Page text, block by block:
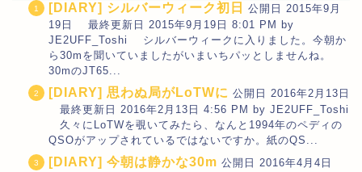
[DIARY] シルバーウィーク初日
公開日 2015年9月
19日 最終更新日 2015年9月19日 8:01 PM by
JE2UFF_Toshi シルバーウィークに入りました。今朝か
ら30mを聞いていましたがいまいちパッとしませんね。
30mのJT65...
[DIARY] 思わぬ局がLoTWに 公開日 2016年2月13日
最終更新日 2016年2月13日 4:56 PM by JE2UFF_Toshi
久々にLoTWを覗いてみたら、なんと1994年のペディの
QSOがアップされているではないですか。紙のQS...
[DIARY] 今朝は静かな30m 公開日 2016年4月4日